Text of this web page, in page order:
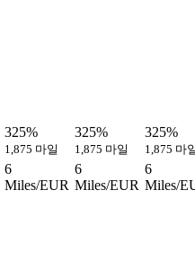
325%
1,875 마일
325%
1,875 마일
325%
1,875 마
6
Miles/EUR
6
Miles/EUR
6
Miles/